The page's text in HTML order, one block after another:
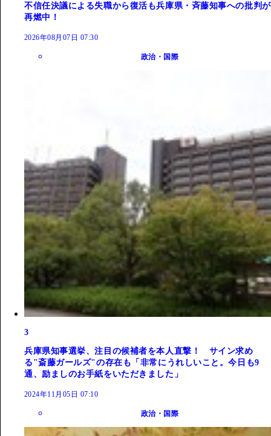
不信任決議による失職から復活も兵庫県・斉藤知事への批判が
再燃中！
2026年08月07日 07:30
政治・国際
3
兵庫県知事選挙、注目の候補者を本人直撃！ サイン求め
る"斎藤ガールズ"の存在も「非常にうれしいこと。今日も9
通、励ましのお手紙をいただきました」
2024年11月05日 07:10
政治・国際